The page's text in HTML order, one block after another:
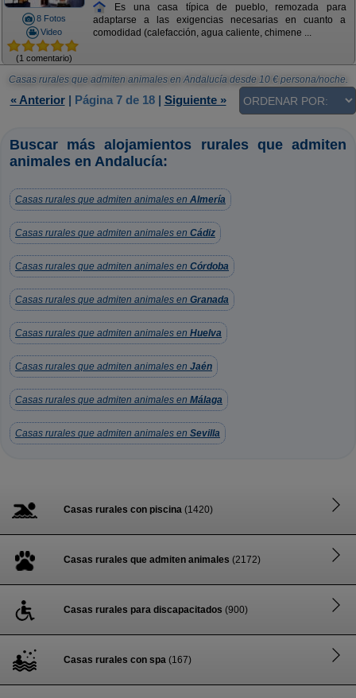
8 Fotos
Video
(1 comentario)
Es una casa típica de pueblo, remozada para
adaptarse a las exigencias necesarias en cuanto a
comodidad (calefacción, agua caliente, chimene ...
Casas rurales que admiten animales en Andalucía desde 10€ persona/noche.
« Anterior| Página 7 de 18| Siguiente »
Buscar más alojamientos rurales que admiten
animales en Andalucía:
Casas rurales que admiten animales en Almería
Casas rurales que admiten animales en Cádiz
Casas rurales que admiten animales en Córdoba
Casas rurales que admiten animales en Granada
Casas rurales que admiten animales en Huelva
Casas rurales que admiten animales en Jaén
Casas rurales que admiten animales en Málaga
Casas rurales que admiten animales en Sevilla
Casas rurales con piscina (1420)
Casas rurales que admiten animales (2172)
Casas rurales para discapacitados (900)
Casas rurales con spa (167)